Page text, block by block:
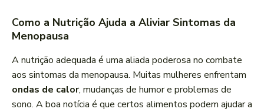
Como a Nutrição Ajuda a Aliviar Sintomas da
Menopausa
A nutrição adequada é uma aliada poderosa no combate
aos sintomas da menopausa. Muitas mulheres enfrentam
ondas de calor, mudanças de humor e problemas de
sono. A boa notícia é que certos alimentos podem ajudar a